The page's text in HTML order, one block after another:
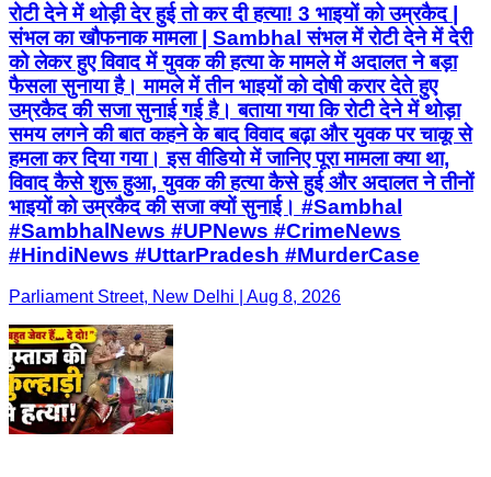
रोटी देने में थोड़ी देर हुई तो कर दी हत्या! 3 भाइयों को उम्रकैद |
संभल का खौफनाक मामला | Sambhal संभल में रोटी देने में देरी
को लेकर हुए विवाद में युवक की हत्या के मामले में अदालत ने बड़ा
फैसला सुनाया है। मामले में तीन भाइयों को दोषी करार देते हुए
उम्रकैद की सजा सुनाई गई है। बताया गया कि रोटी देने में थोड़ा
समय लगने की बात कहने के बाद विवाद बढ़ा और युवक पर चाकू से
हमला कर दिया गया। इस वीडियो में जानिए पूरा मामला क्या था,
विवाद कैसे शुरू हुआ, युवक की हत्या कैसे हुई और अदालत ने तीनों
भाइयों को उम्रकैद की सजा क्यों सुनाई। #Sambhal
#SambhalNews #UPNews #CrimeNews
#HindiNews #UttarPradesh #MurderCase
Parliament Street, New Delhi | Aug 8, 2026